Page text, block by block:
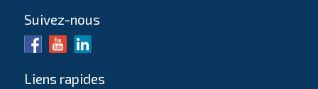
Suivez-nous
Liens rapides